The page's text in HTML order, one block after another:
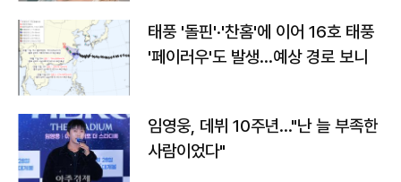
태풍 '돌핀'·'찬홈'에 이어 16호 태풍
'페이러우'도 발생…예상 경로 보니
임영웅, 데뷔 10주년…"난 늘 부족한
사람이었다"